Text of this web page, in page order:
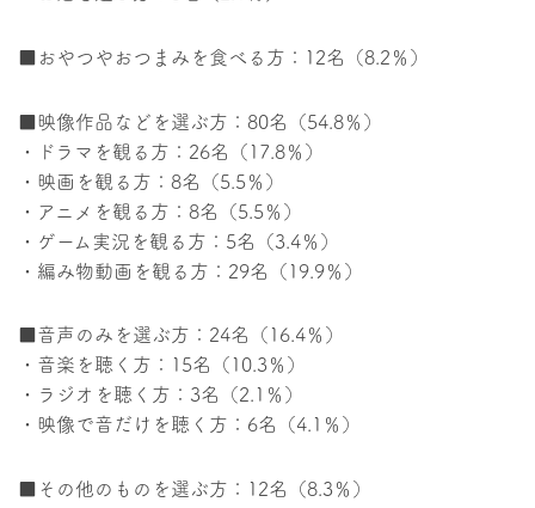
■おやつやおつまみを食べる方：12名（8.2％）
■映像作品などを選ぶ方：80名（54.8％）
・ドラマを観る方：26名（17.8％）
・映画を観る方：8名（5.5％）
・アニメを観る方：8名（5.5％）
・ゲーム実況を観る方：5名（3.4％）
・編み物動画を観る方：29名（19.9％）
■音声のみを選ぶ方：24名（16.4％）
・音楽を聴く方：15名（10.3％）
・ラジオを聴く方：3名（2.1％）
・映像で音だけを聴く方：6名（4.1％）
■その他のものを選ぶ方：12名（8.3％）